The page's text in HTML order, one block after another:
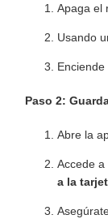
Apaga el
Usando
Paso 2:
Abre la
Accede
a la